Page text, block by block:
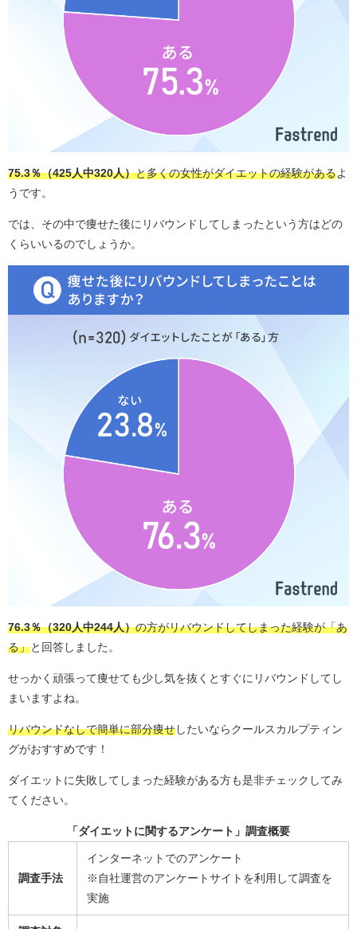
75.3％（425人中320人）と多くの女性がダイエットの経験があるよ
うです。
では、その中で痩せた後にリバウンドしてしまったという方はどの
くらいいるのでしょうか。
76.3％（320人中244人）の方がリバウンドしてしまった経験が「あ
る」と回答しました。
せっかく頑張って痩せても少し気を抜くとすぐにリバウンドしてし
まいますよね。
リバウンドなしで簡単に部分痩せしたいならクールスカルプティン
グがおすすめです！
ダイエットに失敗してしまった経験がある方も是非チェックしてみ
てください。
「ダイエットに関するアンケート」調査概要
調査手法
インターネットでのアンケート
※自社運営のアンケートサイトを利用して調査を
実施